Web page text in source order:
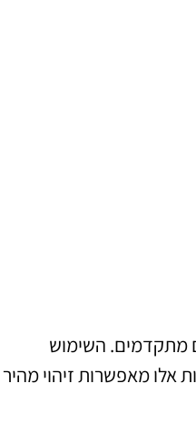
מתקדמים. השימוש
אלו מאפשרות זיהוי מהיר